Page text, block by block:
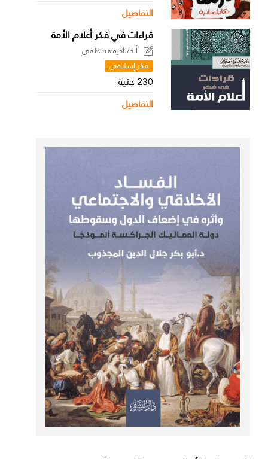
التفاصيل
قراءات في فكر أعلام الأمة
أ.د/نادية مصطفى
فكر إسلامي
230 جنية
التفاصيل